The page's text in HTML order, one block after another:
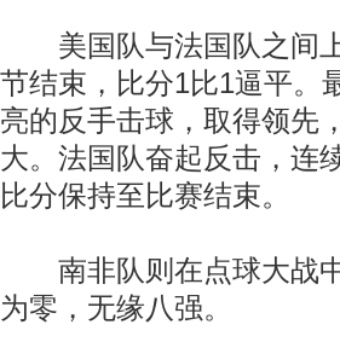
美国队与法国队之间上
节结束，比分1比1逼平。
亮的反手击球，取得领先
大。法国队奋起反击，连
比分保持至比赛结束。
南非队则在点球大战中
为零，无缘八强。